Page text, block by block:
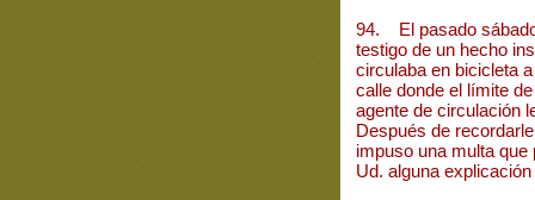
94. El pasado
testigo de un hecho
circulaba en bicicleta
calle donde el límite
agente de circulación
Después de
impuso una multa que
Ud. alguna